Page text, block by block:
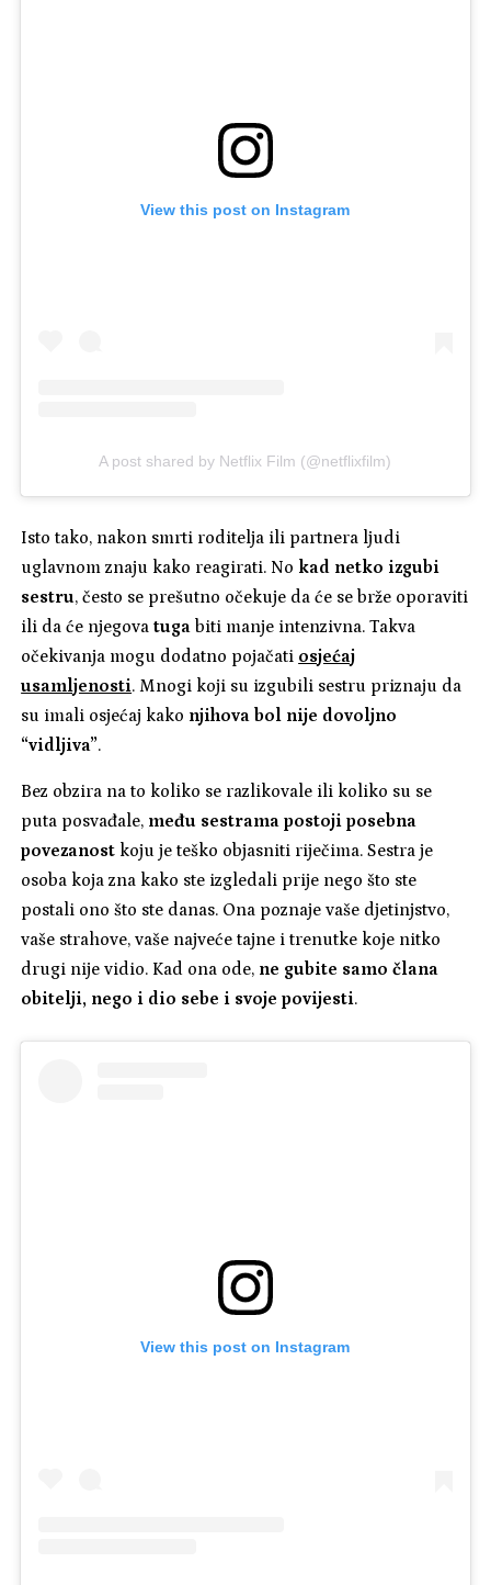
View this post on Instagram
A post shared by Netflix Film (@netflixfilm)
Isto tako, nakon smrti roditelja ili partnera ljudi
uglavnom znaju kako reagirati. No kad netko izgubi
sestru, često se prešutno očekuje da će se brže oporaviti
ili da će njegova tuga biti manje intenzivna. Takva
očekivanja mogu dodatno pojačati osjećaj
usamljenosti. Mnogi koji su izgubili sestru priznaju da
su imali osjećaj kako njihova bol nije dovoljno
“vidljiva”.
Bez obzira na to koliko se razlikovale ili koliko su se
puta posvađale, među sestrama postoji posebna
povezanost koju je teško objasniti riječima. Sestra je
osoba koja zna kako ste izgledali prije nego što ste
postali ono što ste danas. Ona poznaje vaše djetinjstvo,
vaše strahove, vaše najveće tajne i trenutke koje nitko
drugi nije vidio. Kad ona ode, ne gubite samo člana
obitelji, nego i dio sebe i svoje povijesti.
View this post on Instagram